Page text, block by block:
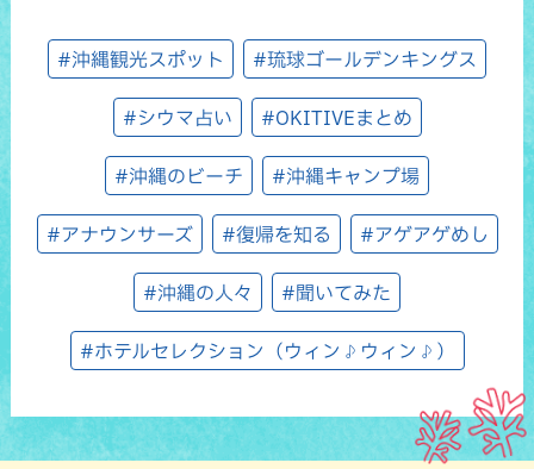
#沖縄観光スポット #琉球ゴールデンキングス
#シウマ占い #OKITIVEまとめ
#沖縄のビーチ #沖縄キャンプ場
#アナウンサーズ #復帰を知る #アゲアゲめし
#沖縄の人々 #聞いてみた
#ホテルセレクション（ウィン♪ウィン♪）